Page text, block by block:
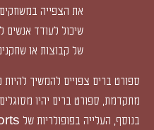
את הצפייה
שיכול לעודד
של קבוצות או
ספורט ברים צפויים להמשיך להיות
מתקדמת, ספורט ברים יהיו